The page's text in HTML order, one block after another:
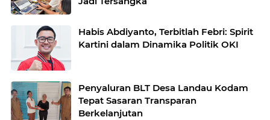
Habis Abdiyanto, Terbitlah Febri: Spirit
Kartini dalam Dinamika Politik OKI
Penyaluran BLT Desa Landau Kodam
Tepat Sasaran Transparan
Berkelanjutan